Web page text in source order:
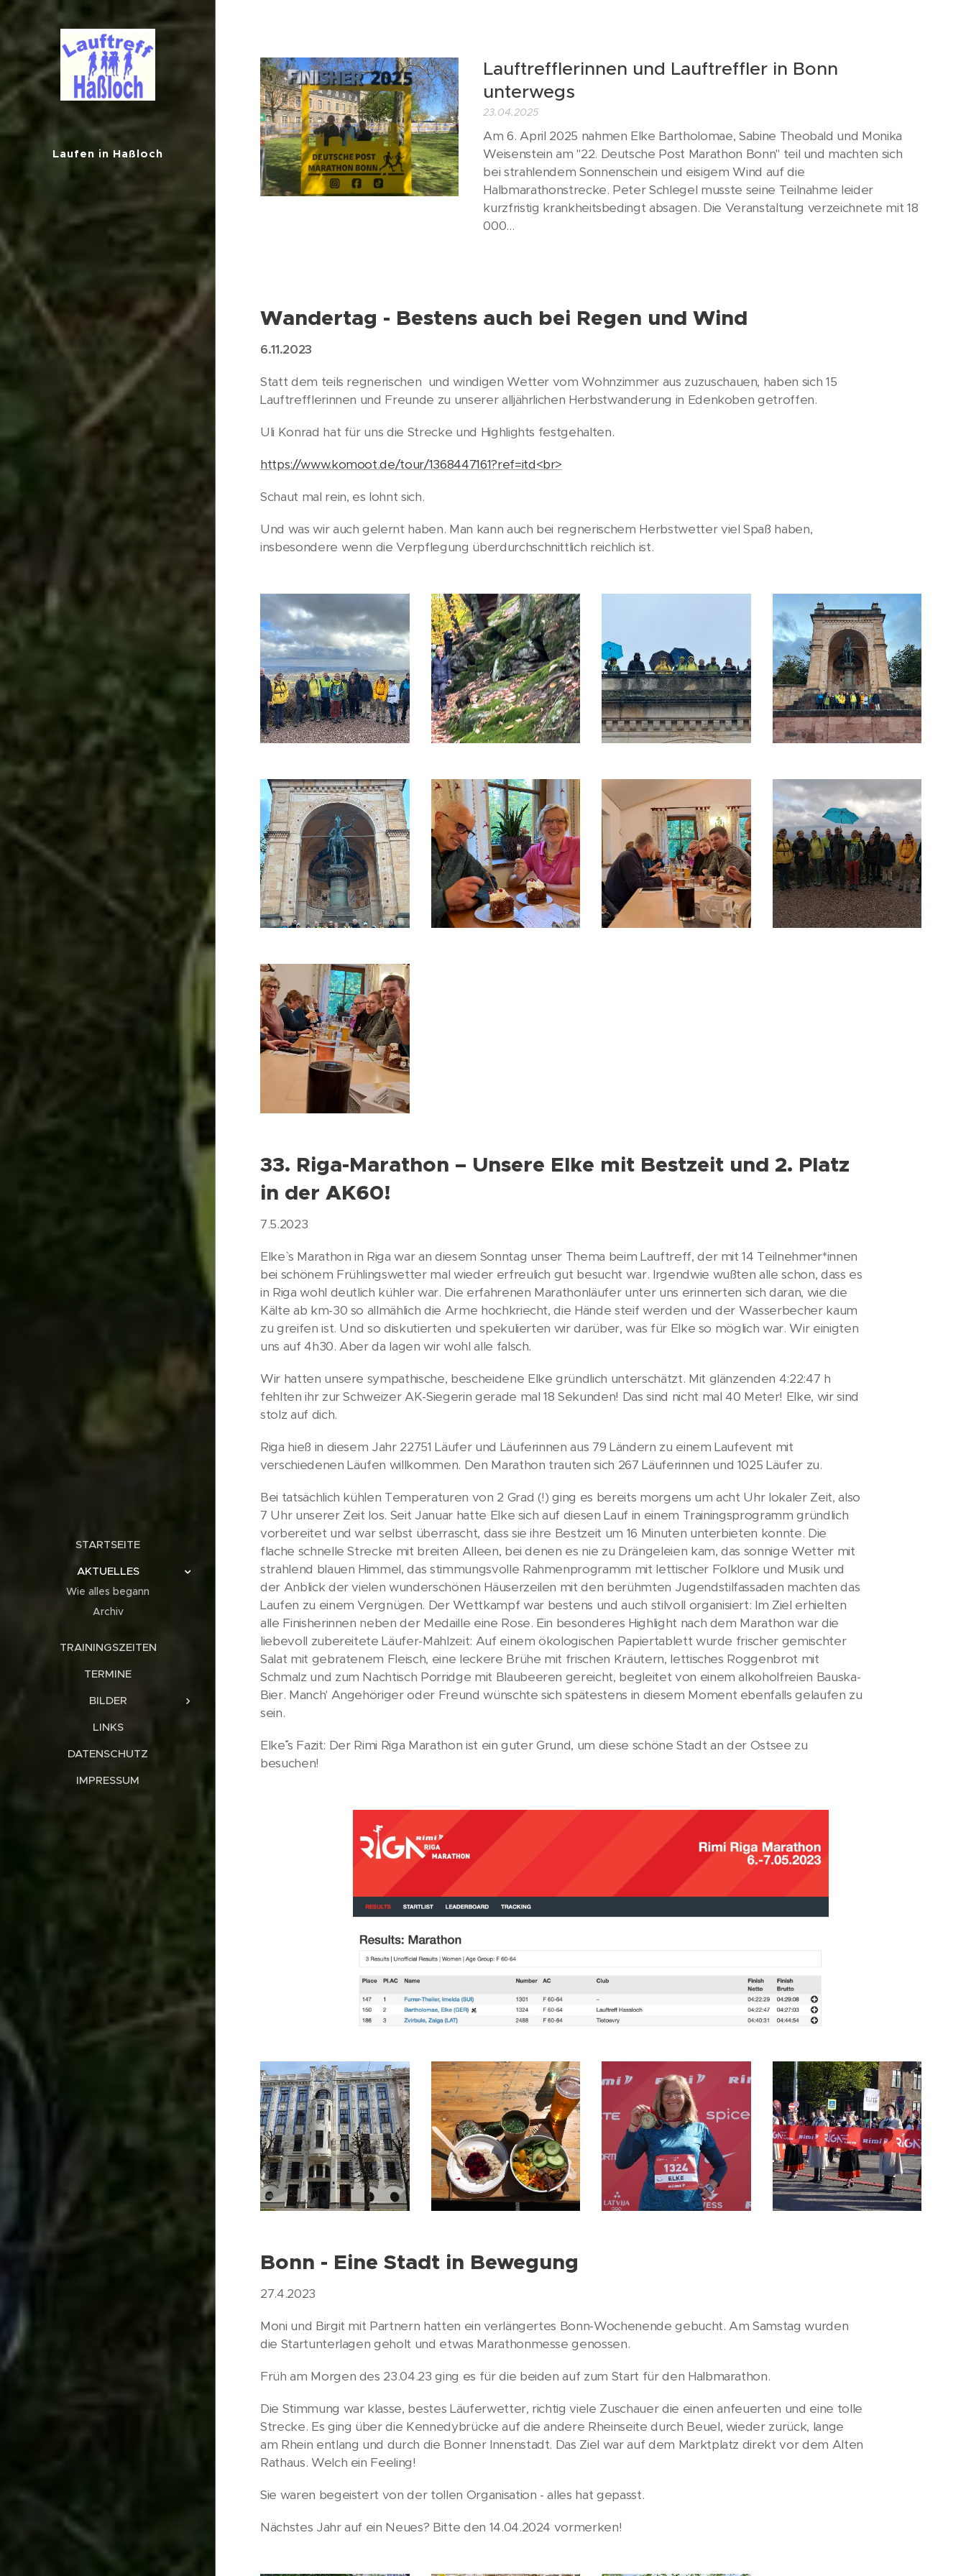
Laufen in Haßloch
STARTSEITE
AKTUELLES
Wie alles begann
Archiv
TRAININGSZEITEN
TERMINE
BILDER
LINKS
DATENSCHUTZ
IMPRESSUM
Lauftrefflerinnen und Lauftreffler in Bonn
unterwegs
23.04.2025
Am 6. April 2025 nahmen Elke Bartholomae, Sabine Theobald und Monika
Weisenstein am "22. Deutsche Post Marathon Bonn" teil und machten sich
bei strahlendem Sonnenschein und eisigem Wind auf die
Halbmarathonstrecke. Peter Schlegel musste seine Teilnahme leider
kurzfristig krankheitsbedingt absagen. Die Veranstaltung verzeichnete mit 18
000...
Wandertag - Bestens auch bei Regen und Wind
6.11.2023
Statt dem teils regnerischen und windigen Wetter vom Wohnzimmer aus zuzuschauen, haben sich 15
Lauftrefflerinnen und Freunde zu unserer alljährlichen Herbstwanderung in Edenkoben getroffen.
Uli Konrad hat für uns die Strecke und Highlights festgehalten.
https://www.komoot.de/tour/1368447161?ref=itd<br>
Schaut mal rein, es lohnt sich.
Und was wir auch gelernt haben. Man kann auch bei regnerischem Herbstwetter viel Spaß haben,
insbesondere wenn die Verpflegung überdurchschnittlich reichlich ist.
33. Riga-Marathon – Unsere Elke mit Bestzeit und 2. Platz
in der AK60!
7.5.2023
Elke` s Marathon in Riga war an diesem Sonntag unser Thema beim Lauftreff, der mit 14 Teilnehmer*innen
bei schönem Frühlingswetter mal wieder erfreulich gut besucht war. Irgendwie wußten alle schon, dass es
in Riga wohl deutlich kühler war. Die erfahrenen Marathonläufer unter uns erinnerten sich daran, wie die
Kälte ab km-30 so allmählich die Arme hochkriecht, die Hände steif werden und der Wasserbecher kaum
zu greifen ist. Und so diskutierten und spekulierten wir darüber, was für Elke so möglich war. Wir einigten
uns auf 4h30. Aber da lagen wir wohl alle falsch.
Wir hatten unsere sympathische, bescheidene Elke gründlich unterschätzt. Mit glänzenden 4:22:47 h
fehlten ihr zur Schweizer AK-Siegerin gerade mal 18 Sekunden! Das sind nicht mal 40 Meter! Elke, wir sind
stolz auf dich.
Riga hieß in diesem Jahr 22751 Läufer und Läuferinnen aus 79 Ländern zu einem Laufevent mit
verschiedenen Läufen willkommen. Den Marathon trauten sich 267 Läuferinnen und 1025 Läufer zu.
Bei tatsächlich kühlen Temperaturen von 2 Grad (!) ging es bereits morgens um acht Uhr lokaler Zeit, also
7 Uhr unserer Zeit los. Seit Januar hatte Elke sich auf diesen Lauf in einem Trainingsprogramm gründlich
vorbereitet und war selbst überrascht, dass sie ihre Bestzeit um 16 Minuten unterbieten konnte. Die
flache schnelle Strecke mit breiten Alleen, bei denen es nie zu Drängeleien kam, das sonnige Wetter mit
strahlend blauen Himmel, das stimmungsvolle Rahmenprogramm mit lettischer Folklore und Musik und
der Anblick der vielen wunderschönen Häuserzeilen mit den berühmten Jugendstilfassaden machten das
Laufen zu einem Vergnügen. Der Wettkampf war bestens und auch stilvoll organisiert: Im Ziel erhielten
alle Finisherinnen neben der Medaille eine Rose. Ein besonderes Highlight nach dem Marathon war die
liebevoll zubereitete Läufer-Mahlzeit: Auf einem ökologischen Papiertablett wurde frischer gemischter
Salat mit gebratenem Fleisch, eine leckere Brühe mit frischen Kräutern, lettisches Roggenbrot mit
Schmalz und zum Nachtisch Porridge mit Blaubeeren gereicht, begleitet von einem alkoholfreien Bauska-
Bier. Manch' Angehöriger oder Freund wünschte sich spätestens in diesem Moment ebenfalls gelaufen zu
sein.
Elke´``´ s Fazit: Der Rimi Riga Marathon ist ein guter Grund, um diese schöne Stadt an der Ostsee zu
besuchen!
Bonn - Eine Stadt in Bewegung
27.4.2023
Moni und Birgit mit Partnern hatten ein verlängertes Bonn-Wochenende gebucht. Am Samstag wurden
die Startunterlagen geholt und etwas Marathonmesse genossen.
Früh am Morgen des 23.04.23 ging es für die beiden auf zum Start für den Halbmarathon.
Die Stimmung war klasse, bestes Läuferwetter, richtig viele Zuschauer die einen anfeuerten und eine tolle
Strecke. Es ging über die Kennedybrücke auf die andere Rheinseite durch Beuel, wieder zurück, lange
am Rhein entlang und durch die Bonner Innenstadt. Das Ziel war auf dem Marktplatz direkt vor dem Alten
Rathaus. Welch ein Feeling!
Sie waren begeistert von der tollen Organisation - alles hat gepasst.
Nächstes Jahr auf ein Neues? Bitte den 14.04.2024 vormerken!